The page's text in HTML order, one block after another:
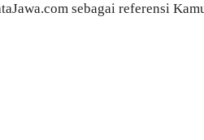
sebagai referensi